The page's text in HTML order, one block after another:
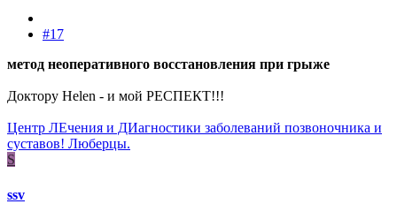
#17
метод неоперативного восстановления при грыже
Доктору Helen - и мой РЕСПЕКТ!!!
Центр ЛЕчения и ДИагностики заболеваний позвоночника и
суставов! Люберцы.
S
ssv